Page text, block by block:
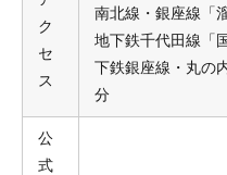
ク
セ
ス
南北線・銀座線「
地下鉄千代田線「
下鉄銀座線・丸の
分
公
式